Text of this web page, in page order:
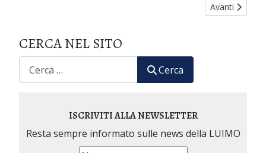
Articolo
Avanti
CERCA NEL SITO
Cerca
ISCRIVITI ALLA NEWSLETTER
Resta sempre informato sulle news della LUIMO